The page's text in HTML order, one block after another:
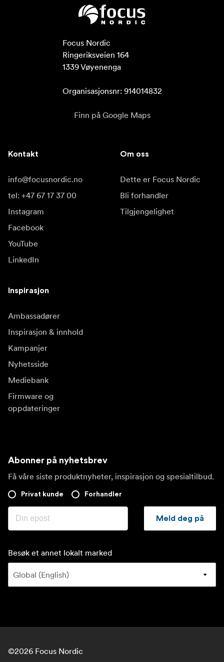
Focus Nordic
Ringeriksveien 164
1339 Vøyenenga
Organisasjonsnr: 914014832
Finn på Google Maps
Kontakt
info@focusnordic.no
tel: +47 67 17 37 00
Instagram
Facebook
YouTube
LinkedIn
Om oss
Dette er Focus Nordic
Bli forhandler
Tilgjengelighet
Inspirasjon
Ambassadører
Inspirasjon & innhold
Kampanjer
Nyhetsside
Mediebank
Firmware og
oppdateringer
Abonner på nyhetsbrev
Få våre siste produktnyheter, inspirasjon og spesialtilbud.
Privat kunde Forhandler
Meld deg på
Besøk et annet lokalt marked
©2026 Focus Nordic